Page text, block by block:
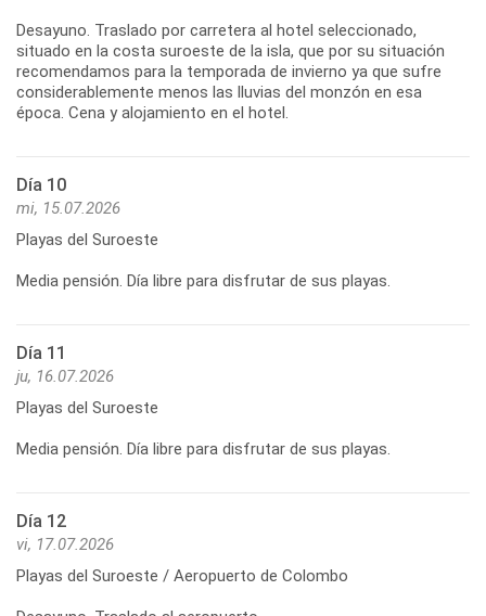
Desayuno. Traslado por carretera al hotel seleccionado,
situado en la costa suroeste de la isla, que por su situación
recomendamos para la temporada de invierno ya que sufre
considerablemente menos las lluvias del monzón en esa
Día 10
mi, 15.07.2026
Playas del Suroeste
Media pensión. Día libre para disfrutar de sus playas.
Día 11
ju, 16.07.2026
Playas del Suroeste
Media pensión. Día libre para disfrutar de sus playas.
Día 12
vi, 17.07.2026
Playas del Suroeste / Aeropuerto de Colombo